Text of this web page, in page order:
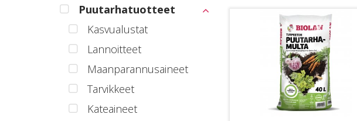
Puutarhatuotteet
Kasvualustat
Lannoitteet
Maanparannusaineet
Tarvikkeet
Kateaineet